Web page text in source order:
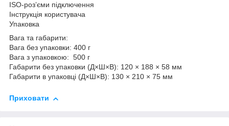
ISO-розʼєми підключення
Інструкція користувача
Упаковка
Вага та габарити:
Вага без упаковки: 400 г
Вага з упаковкою: 500 г
Габарити без упаковки (Д×Ш×В): 120 × 188 × 58 мм
Габарити в упаковці (Д×Ш×В): 130 × 210 × 75 мм
Приховати